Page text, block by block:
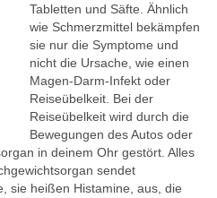
Tabletten und Säfte. Ähnlich
wie Schmerzmittel bekämpfen
sie nur die Symptome und
nicht die Ursache, wie einen
Magen-Darm-Infekt oder
Reiseübelkeit. Bei der
Reiseübelkeit wird durch die
Bewegungen des Autos oder
in deinem Ohr gestört. Alles
sendet
sie heißen Histamine, aus, die